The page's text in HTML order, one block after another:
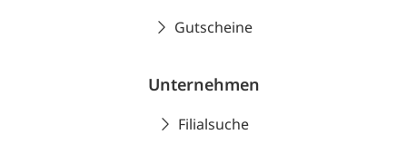
Gutscheine
Unternehmen
Filialsuche